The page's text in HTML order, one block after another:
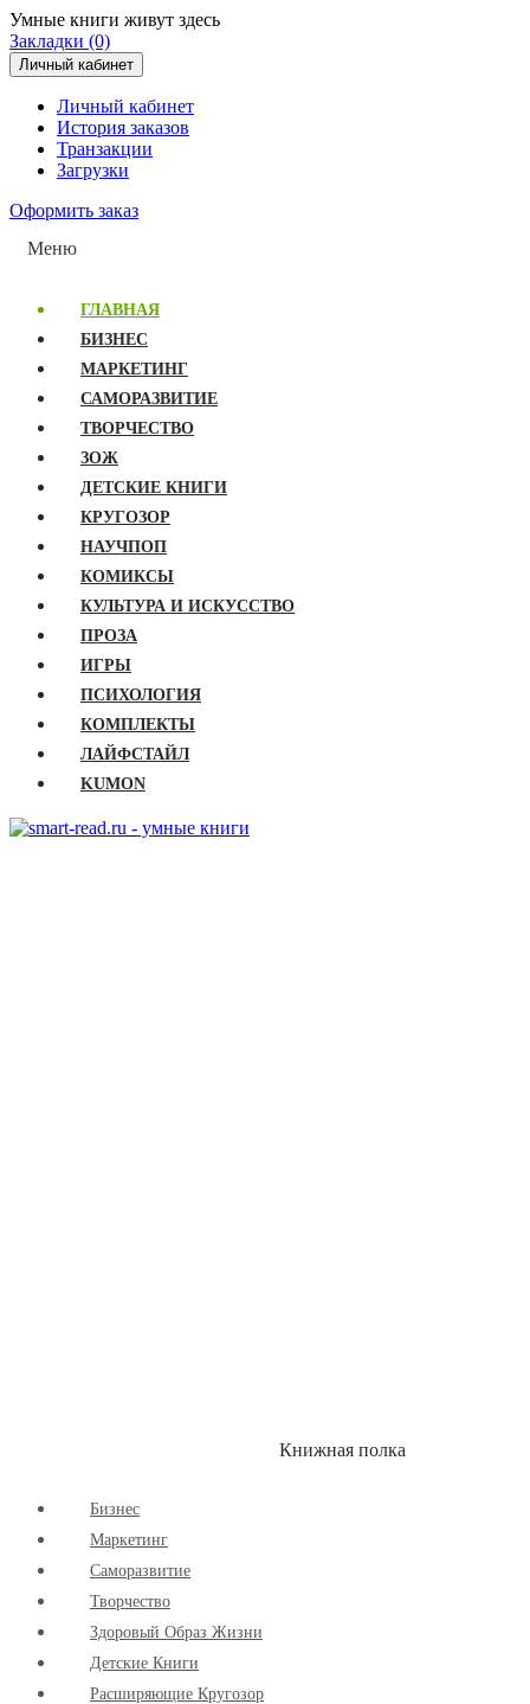
Умные книги живут здесь
Закладки (0)
Личный кабинет
Личный кабинет
История заказов
Транзакции
Загрузки
Оформить заказ
Меню
ГЛАВНАЯ
БИЗНЕС
МАРКЕТИНГ
САМОРАЗВИТИЕ
ТВОРЧЕСТВО
ЗОЖ
ДЕТСКИЕ КНИГИ
КРУГОЗОР
НАУЧПОП
КОМИКСЫ
КУЛЬТУРА И ИСКУССТВО
ПРОЗА
ИГРЫ
ПСИХОЛОГИЯ
КОМПЛЕКТЫ
ЛАЙФСТАЙЛ
KUMON
Книжная полка
Бизнес
Маркетинг
Cаморазвитие
Творчество
Здоровый Образ Жизни
Детские Книги
Расширяющие Кругозор